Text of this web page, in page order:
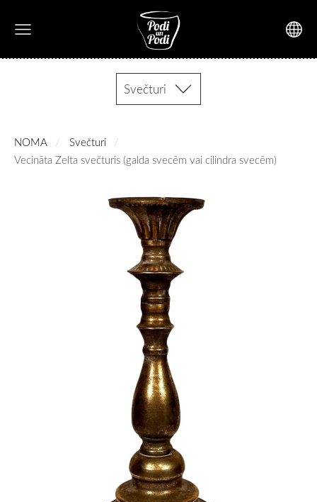
Svečturi
NOMA
Svečturi
Vecināta Zelta svečturis (galda svecēm vai cilindra svecēm)